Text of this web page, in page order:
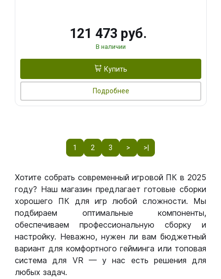
121 473 руб.
В наличии
Купить
Подробнее
1 2 3 > >|
Хотите собрать современный игровой ПК в 2025
году? Наш магазин предлагает готовые сборки
хорошего ПК для игр любой сложности. Мы
подбираем оптимальные компоненты,
обеспечиваем профессиональную сборку и
настройку. Неважно, нужен ли вам бюджетный
вариант для комфортного гейминга или топовая
система для VR — у нас есть решения для
любых задач.